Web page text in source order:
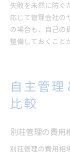
失敗を未然に防ぐ
応じて管理会社の
の場合も、自己の
整備しておくこと
自主管
比較
別荘管理の費用
別荘管理の費用相